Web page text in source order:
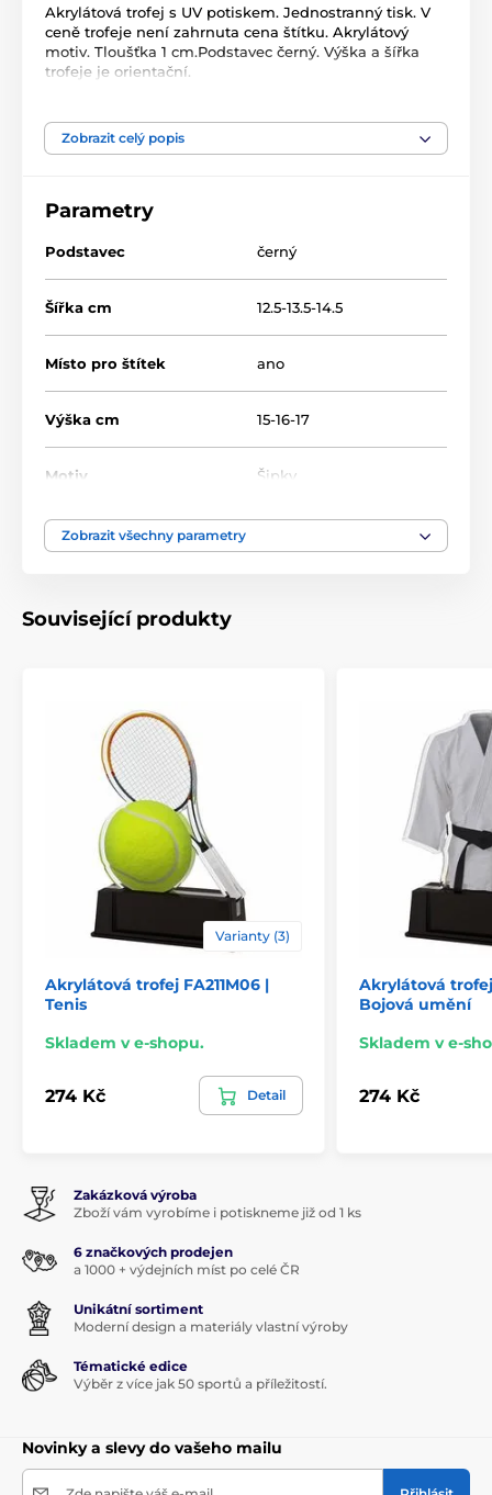
Akrylátová trofej s UV potiskem. Jednostranný tisk. V
ceně trofeje není zahrnuta cena štítku. Akrylátový
motiv. Tloušťka 1 cm.Podstavec černý. Výška a šířka
trofeje je orientační.
Produkt je zařazen v kategoriích
Zobrazit celý popis
Parametry
Podstavec černý
Šířka cm 12.5-13.5-14.5
Místo pro štítek ano
Výška cm 15-16-17
Motiv Šipky
Typ ocenění
Zobrazit všechny parametry
Související produkty
Varianty (3)
Akrylátová trofej FA211M06 |
Tenis
Skladem v e-shopu.
274 Kč Detail
Akrylátová trofej
Bojová umění
Skladem v e-
274 Kč
Zakázková výroba
Zboží vám vyrobíme i potiskneme již od 1 ks
6 značkových prodejen
a 1000 + výdejních míst po celé ČR
Unikátní sortiment
Moderní design a materiály vlastní výroby
Tématické edice
Výběr z více jak 50 sportů a příležitostí.
Novinky a slevy do vašeho mailu